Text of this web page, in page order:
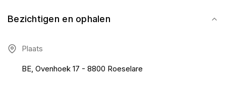
Bezichtigen en ophalen
Plaats
BE, Ovenhoek 17 - 8800 Roeselare